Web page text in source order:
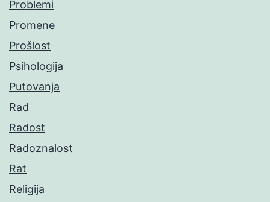
Problemi
Promene
Prošlost
Psihologija
Putovanja
Rad
Radost
Radoznalost
Rat
Religija